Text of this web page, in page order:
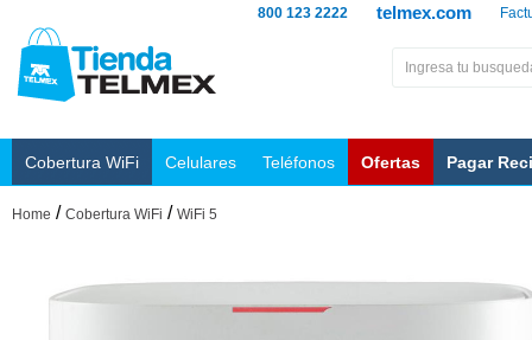
telmex.com
800 123 2222
Cobertura WiFi Celulares Teléfonos Ofertas Pagar
Home / Cobertura WiFi / WiFi 5